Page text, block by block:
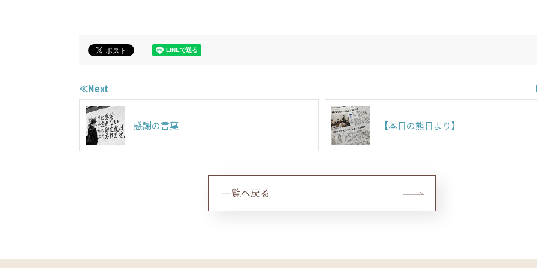
≪Next
感謝の言葉 【本日の熊日より】
一覧へ戻る